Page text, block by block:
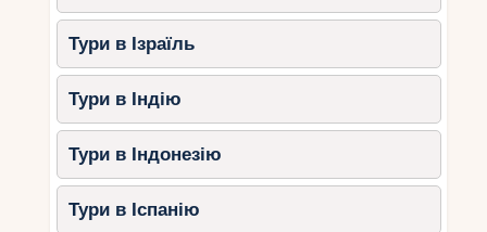
Тури в Ізраїль
Тури в Індію
Тури в Індонезію
Тури в Іспанію